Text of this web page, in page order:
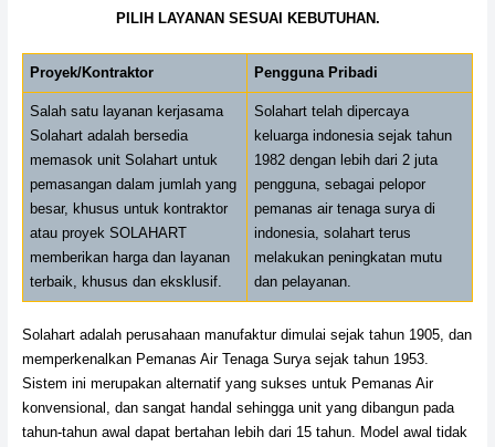
PILIH LAYANAN SESUAI KEBUTUHAN.
Proyek/Kontraktor Pengguna Pribadi
Salah satu layanan kerjasama
Solahart adalah bersedia
memasok unit Solahart untuk
pemasangan dalam jumlah yang
besar, khusus untuk kontraktor
atau proyek SOLAHART
memberikan harga dan layanan
terbaik, khusus dan eksklusif.
Solahart telah dipercaya
keluarga indonesia sejak tahun
1982 dengan lebih dari 2 juta
pengguna, sebagai pelopor
pemanas air tenaga surya di
indonesia, solahart terus
melakukan peningkatan mutu
dan pelayanan.
Solahart adalah perusahaan manufaktur dimulai sejak tahun 1905, dan
memperkenalkan Pemanas Air Tenaga Surya sejak tahun 1953.
Sistem ini merupakan alternatif yang sukses untuk Pemanas Air
konvensional, dan sangat handal sehingga unit yang dibangun pada
tahun-tahun awal dapat bertahan lebih dari 15 tahun. Model awal tidak